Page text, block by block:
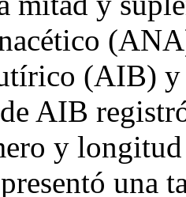
(AIB)
AIB
y
una